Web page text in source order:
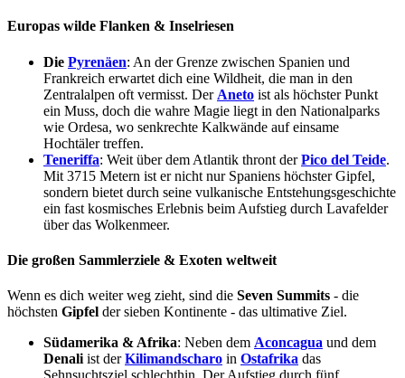
Europas wilde Flanken & Inselriesen
Die Pyrenäen: An der Grenze zwischen Spanien und
Frankreich erwartet dich eine Wildheit, die man in den
Zentralalpen oft vermisst. Der Aneto ist als höchster Punkt
ein Muss, doch die wahre Magie liegt in den Nationalparks
wie Ordesa, wo senkrechte Kalkwände auf einsame
Hochtäler treffen.
Teneriffa: Weit über dem Atlantik thront derPico del Teide.
Mit 3715 Metern ist er nicht nur Spaniens höchster Gipfel,
sondern bietet durch seine vulkanische Entstehungsgeschichte
ein fast kosmisches Erlebnis beim Aufstieg durch Lavafelder
über das Wolkenmeer.
Die großen Sammlerziele & Exoten weltweit
Wenn es dich weiter weg zieht, sind die Seven Summits - die
höchsten Gipfel der sieben Kontinente - das ultimative Ziel.
Südamerika & Afrika: Neben dem Aconcagua und dem
Denali ist derKilimandscharo in Ostafrika das